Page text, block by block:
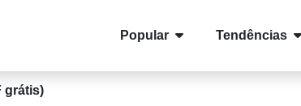
Popular Tendências
grátis)